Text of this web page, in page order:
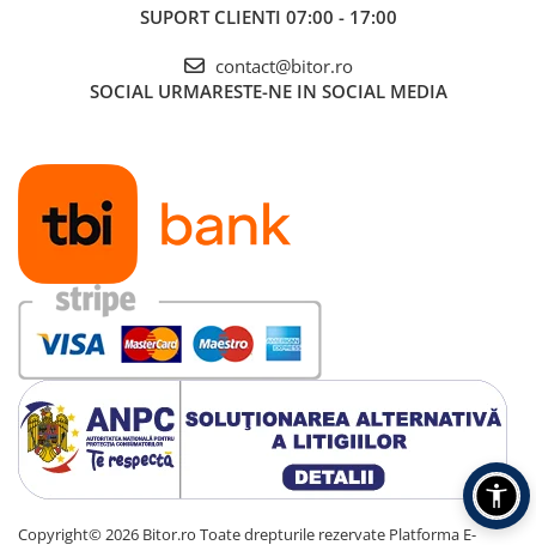
Accesorii componente
Accesorii componente - altele
Unități optice
Blu-Ray, CD/DVD & Floppy Drives
Periferice & Accesorii
Tastaturi
Tastaturi cu Fir
Tastaturi wireless
Mouse, Trackballs & Presenters
Mouse cu Fir
Mouse Ergonimice
Mouse wireless
Mousepad
Cabluri & Adaptoare
SUPORT CLIENTI 07:00 - 17:00
contact@bitor.ro
SOCIAL URMARESTE-NE IN SOCIAL MEDIA
Copyright© 2026 Bitor.ro Toate drepturile rezervate Platforma E-